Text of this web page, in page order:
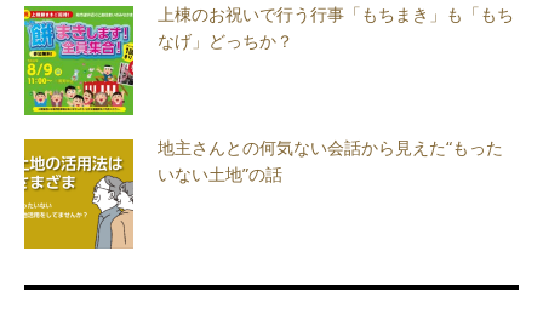
上棟のお祝いで行う行事「もちまき」も「もち
なげ」どっちか？
地主さんとの何気ない会話から見えた“もった
いない土地”の話